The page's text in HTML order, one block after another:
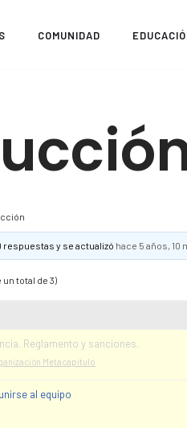
COMUNIDAD
respuestas y se actualizó hace 5 años, 10
un total de 3)
Reglamento y sanciones.
Metacapítulo
al equipo